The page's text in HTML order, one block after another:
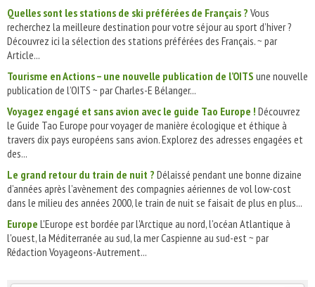
Quelles sont les stations de ski préférées de Français ? Vous
recherchez la meilleure destination pour votre séjour au sport d’hiver ?
Découvrez ici la sélection des stations préférées des Français. ~ par
Article...
Tourisme en Actions – une nouvelle publication de l’OITS une nouvelle
publication de l’OITS ~ par Charles-E Bélanger...
Voyagez engagé et sans avion avec le guide Tao Europe ! Découvrez
le Guide Tao Europe pour voyager de manière écologique et éthique à
travers dix pays européens sans avion. Explorez des adresses engagées et
des...
Le grand retour du train de nuit ? Délaissé pendant une bonne dizaine
d’années après l’avènement des compagnies aériennes de vol low-cost
dans le milieu des années 2000, le train de nuit se faisait de plus en plus...
Europe L'Europe est bordée par l'Arctique au nord, l'océan Atlantique à
l'ouest, la Méditerranée au sud, la mer Caspienne au sud-est ~ par
Rédaction Voyageons-Autrement...